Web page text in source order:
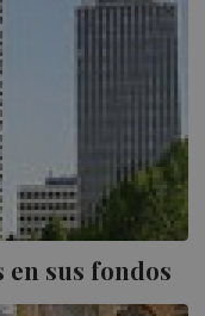
en sus fondos